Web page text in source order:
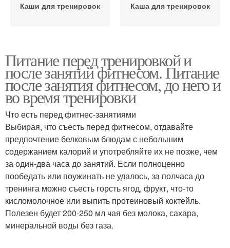
Каши для тренировок Каша для тренировок
Питание перед тренировкой и
после занятий фитнесом. Питание
после занятия фитнесом, до него и
во время тренировки
Что есть перед фитнес-занятиями
Выбирая, что съесть перед фитнесом, отдавайте
предпочтение белковым блюдам с небольшим
содержанием калорий и употребляйте их не позже, чем
за один-два часа до занятий. Если полноценно
пообедать или поужинать не удалось, за полчаса до
тренинга можно съесть горсть ягод, фрукт, что-то
кисломолочное или выпить протеиновый коктейль.
Полезен будет 200-250 мл чая без молока, сахара,
минеральной воды без газа.